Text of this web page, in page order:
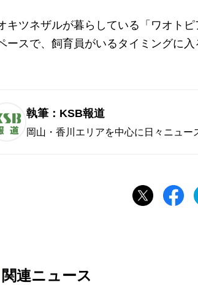
キツネザルが暮らしている「ワオト
ースで、飼育員がいるタイミングに入
執筆：KSB報道
岡山・香川エリアを中心に日々ニュー
関連ニュース